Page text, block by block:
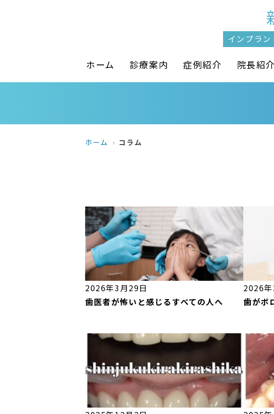
インプラン
ホーム 診療案内 症例紹介 院長紹介
ホーム コラム
2026年3月29日
歯医者が怖いと感じるすべての人へ
2026
歯がボ